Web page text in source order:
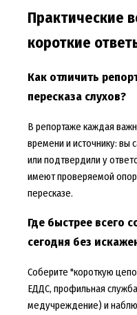
Практические
короткие
Как отличить
пересказа слухов?
В репортаже каждая
времени и источнику: вы
или подтвердили у
имеют проверяемой
пересказе.
Где быстрее всего
сегодня без
Соберите "короткую
ЕДДС, профильная
медучреждение) и